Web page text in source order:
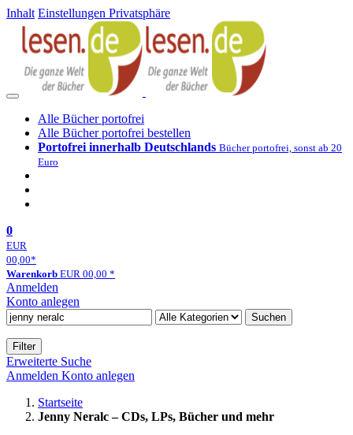
Inhalt Einstellungen Privatsphäre
Alle Bücher portofrei
Alle Bücher portofrei bestellen
Portofrei innerhalb Deutschlands Bücher portofrei, sonst ab 20
Euro
0
EUR
00,00*
Warenkorb EUR 00,00 *
Anmelden
Konto anlegen
Suchen
Filter
Erweiterte Suche
Anmelden Konto anlegen
Startseite
Jenny Neralc – CDs, LPs, Bücher und mehr